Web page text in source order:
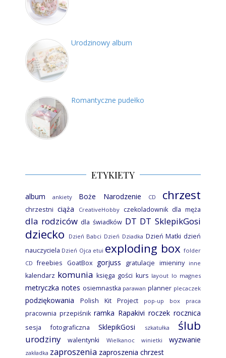
Urodzinowy album
Romantyczne pudełko
ETYKIETY
album ankiety Boże Narodzenie CD chrzest
chrzestni ciąża CreativeHobby czekoladownik dla męża
dla rodziców dla świadków DT DT SklepikGosi
dziecko Dzień Babci Dzień Dziadka Dzień Matki dzień
nauczyciela Dzień Ojca etui exploding box folder
CD
freebies GoatBox gorjuss gratulacje imieniny inne
kalendarz komunia księga gości kurs layout lo magnes
metryczka notes osiemnastka parawan planner plecaczek
podziękowania Polish Kit Project pop-up box praca
pracownia przepiśnik ramka Rapakivi roczek rocznica
sesja fotograficzna SklepikGosi szkatułka ślub
urodziny walentynki Wielkanoc winietki wyzwanie
zakładka zaproszenia zaproszenia chrzest